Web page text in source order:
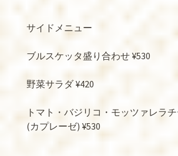
サイドメニュー
ブルスケッタ盛り合わせ ¥530
野菜サラダ¥420
トマト・バジリコ・モッツァレラ
(カプレーゼ) ¥530